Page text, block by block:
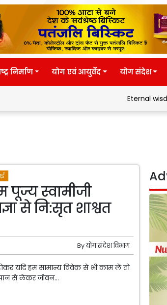
निर्माण योग एवं आयुर्वेद योग संदेश
Eternal wisdom
पूज्य स्वामीजी
से नि:सृत शाश्वत
Byयोग संदेश विभाग
यदि हम सामान्य विवेक से भी काम लें तो
से लेकर जीवन...